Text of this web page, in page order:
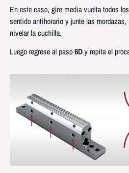
En este caso, gire media vuelta todos
sentido antihorario y junte las
nivelar la cuchilla.
Luego regrese al paso6Dy repita el